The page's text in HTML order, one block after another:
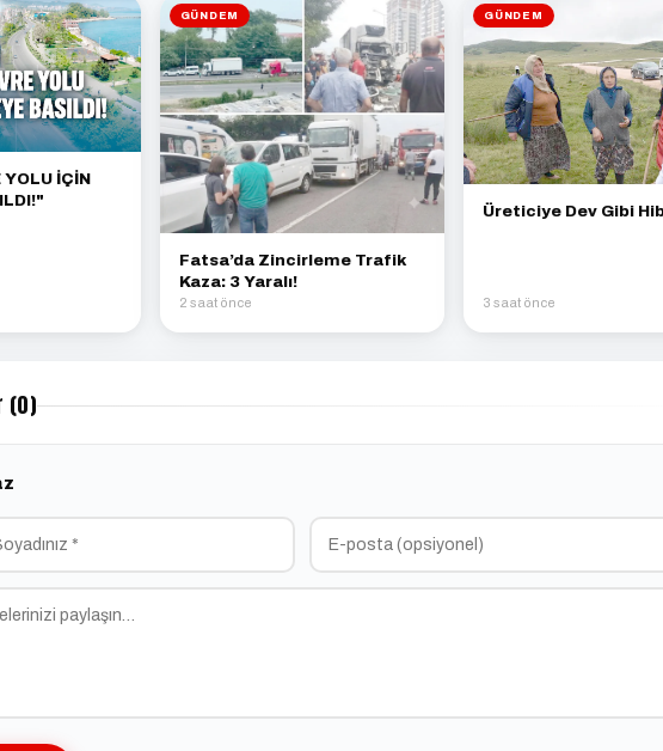
YOLU İÇİN
GÜNDEM
Fatsa’da Zincirleme Trafik
Kaza: 3 Yaralı!
2 saat önce
GÜNDEM
Üreticiye Dev Gibi
3 saat önce
(0)